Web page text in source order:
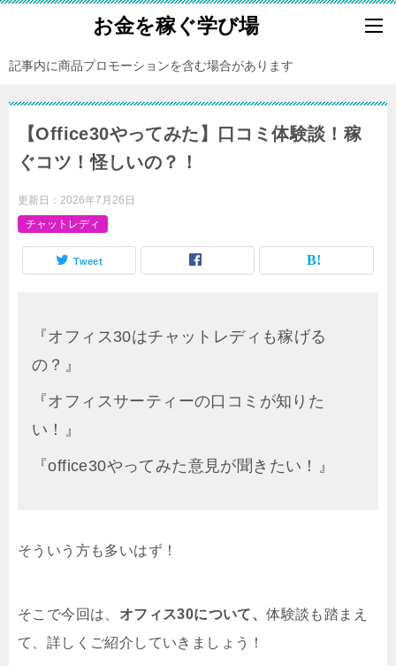
お金を稼ぐ学び場
記事内に商品プロモーションを含む場合があります
【Office30やってみた】口コミ体験談！稼
ぐコツ！怪しいの？！
更新日： 2026年7月26日
チャットレディ
Tweet
『オフィス30はチャットレディも稼げる
の？』
『オフィスサーティーの口コミが知りた
い！』
『office30やってみた意見が聞きたい！』
そういう方も多いはず！
そこで今回は、 オフィス30について、体験談も踏まえ
て、詳しくご紹介していきましょう！